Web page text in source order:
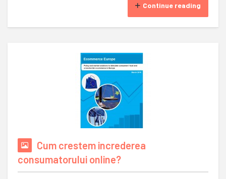
Continue reading
Cum crestem increderea
consumatorului online?